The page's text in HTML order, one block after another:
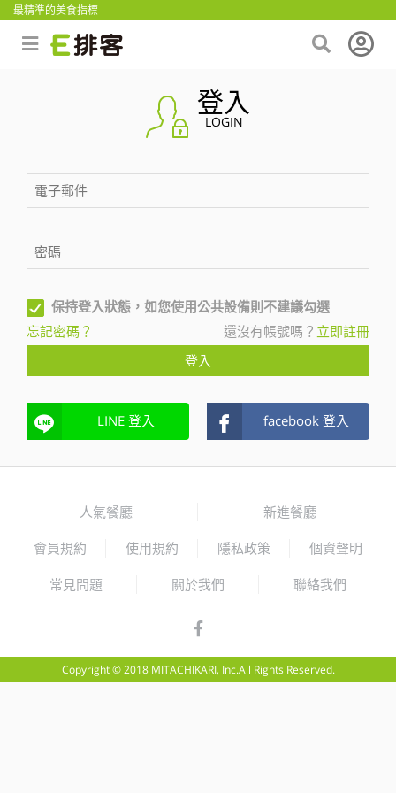
最精準的美食指標
登入
LOGIN
保持登入狀態，如您使用公共設備則不建議勾選
忘記密碼？
還沒有帳號嗎？ 立即註冊
登入
LINE 登入 facebook 登入
人氣餐廳 新進餐廳
會員規約 使用規約 隱私政策 個資聲明
常見問題 關於我們 聯絡我們
Copyright © 2018 MITACHIKARI, Inc.All Rights Reserved.